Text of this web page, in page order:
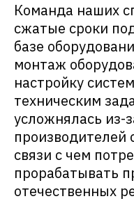
Команда наших
сжатые сроки
базе
монтаж
настройку
техническим
усложнялась из-
производителей
связи с чем
прорабатывать
отечественных